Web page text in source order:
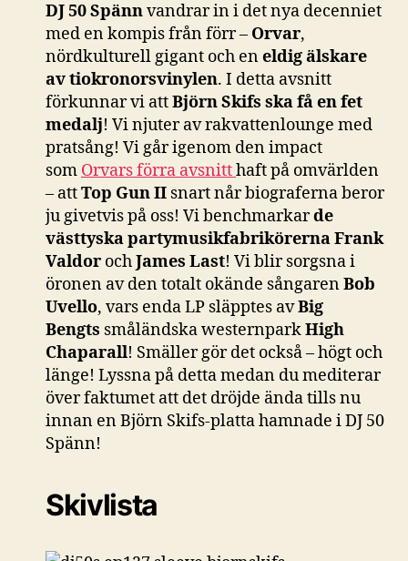
DJ 50 Spännvandrar in i det nya decenniet
med en kompis från förr – Orvar,
nördkulturell gigant och eneldig älskare
av tiokronorsvinylen. I detta avsnitt
förkunnar vi attBjörn Skifs ska få en fet
medalj! Vi njuter av rakvattenlounge med
pratsång! Vi går igenom den impact
som Orvars förra avsnitthaft på omvärlden
– attTop Gun II snart når biograferna beror
ju givetvis på oss! Vi benchmarkarde
västtyska partymusikfabrikörernaFrank
Valdor ochJames Last! Vi blir sorgsna i
öronen av den totalt okände sångarenBob
Uvello, vars enda LP släpptes avBig
Bengts småländska westernparkHigh
Chaparall! Smäller gör det också – högt och
länge! Lyssna på detta medan du mediterar
över faktumet att det dröjde ända tills nu
innan en Björn Skifs-platta hamnade i DJ 50
Spänn!
Skivlista